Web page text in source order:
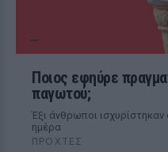
Ποιος εφηύρε
παγωτού;
Έξι άνθρωποι ισχυρίστηκαν
ημέρα
ΠΡΟΧΤΈΣ